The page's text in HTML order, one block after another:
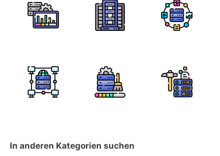
In anderen Kategorien suchen